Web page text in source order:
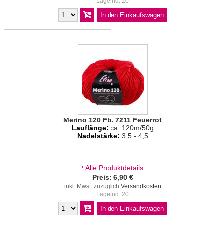
Merino 120 Fb. 7211 Feuerrot
Lauflänge: ca. 120m/50g
Nadelstärke: 3,5 - 4,5
Alle Produktdetails
Preis: 6,90 €
inkl. Mwst. zuzüglich Versandkosten
Lagernd: 20